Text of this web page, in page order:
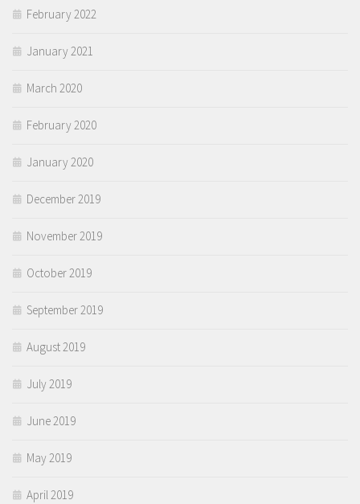
February 2022
January 2021
March 2020
February 2020
January 2020
December 2019
November 2019
October 2019
September 2019
August 2019
July 2019
June 2019
May 2019
April 2019